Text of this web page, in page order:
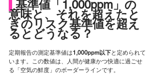
基準値「1,000ppm」の
意味と、それを超えたと
きのリスク基準値を超え
るとどうなる？
定期報告の測定基準値は1,000ppm以下と定められて
います。この数値は、人間が健康かつ快適に過ごせ
る「空気の鮮度」のボーダーラインです。